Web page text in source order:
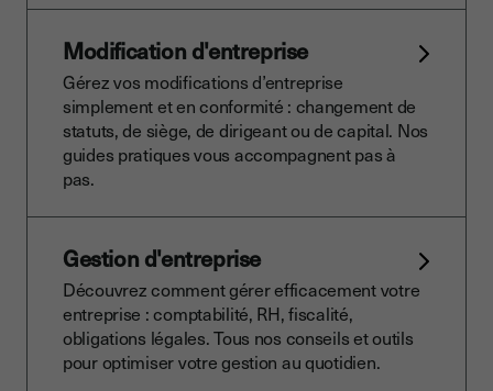
Modification d'entreprise
Gérez vos modifications d’entreprise
simplement et en conformité : changement de
statuts, de siège, de dirigeant ou de capital. Nos
guides pratiques vous accompagnent pas à
pas.
Gestion d'entreprise
Découvrez comment gérer efficacement votre
entreprise : comptabilité, RH, fiscalité,
obligations légales. Tous nos conseils et outils
pour optimiser votre gestion au quotidien.